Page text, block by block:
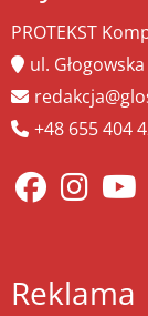
PROTEKST
ul.
+48 655 404
Reklama